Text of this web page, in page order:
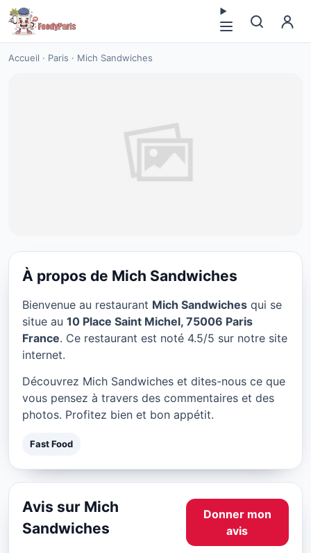
Accueil · Paris · Mich Sandwiches
Mich Sandwiches à Paris
★ 4.5/5
À propos de Mich Sandwiches
Bienvenue au restaurant Mich Sandwiches qui se
situe au 10 Place Saint Michel, 75006 Paris
France. Ce restaurant est noté 4.5/5 sur notre site
internet.
Découvrez Mich Sandwiches et dites-nous ce que
vous pensez à travers des commentaires et des
photos. Profitez bien et bon appétit.
Fast Food
Avis sur Mich
Sandwiches
Donner mon
avis